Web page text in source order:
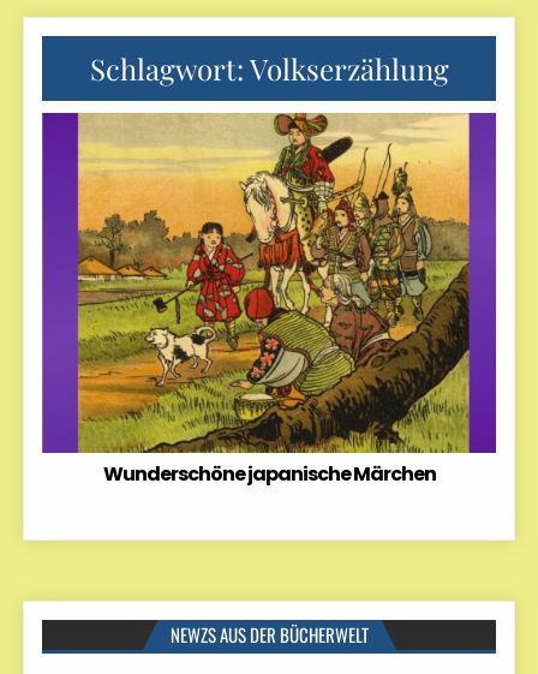
Schlagwort:Volkserzählung
Wunderschöne japanische Märchen
NEWZS AUS DER BÜCHERWELT